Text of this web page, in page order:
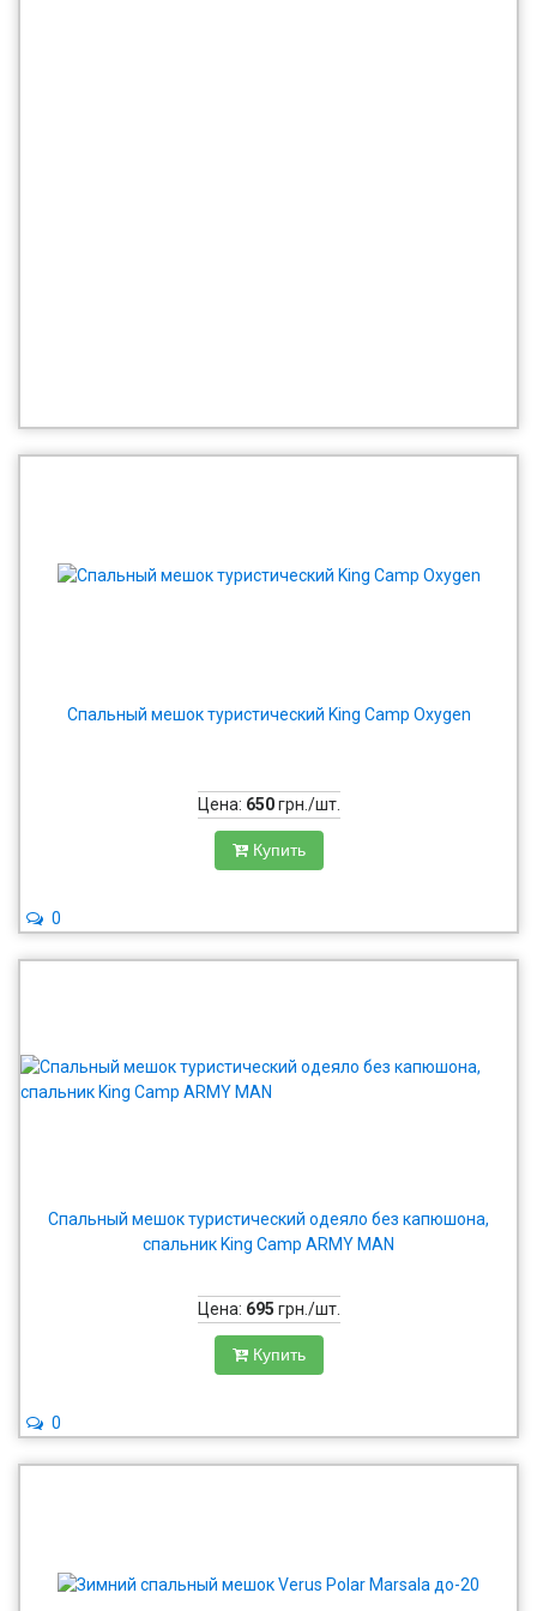
Спальный мешок туристический King Camp Oxygen
Цена: 650грн./шт.
Купить
0
Спальный мешок туристический одеяло без капюшона,
спальник King Camp ARMY MAN
Цена: 695 грн./шт.
Купить
0